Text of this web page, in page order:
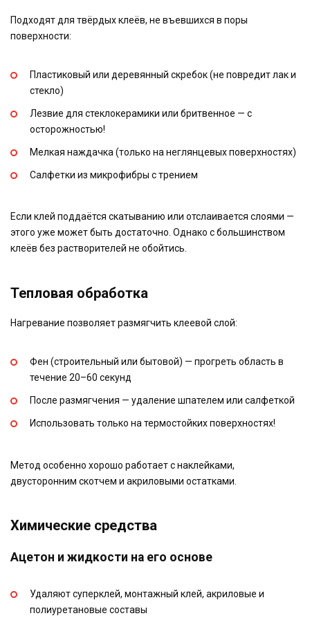
Подходят для твёрдых клеёв, не въевшихся в поры
поверхности:
Пластиковый или деревянный скребок (не повредит лак и
стекло)
Лезвие для стеклокерамики или бритвенное — с
осторожностью!
Мелкая наждачка (только на неглянцевых поверхностях)
Салфетки из микрофибры с трением
Если клей поддаётся скатыванию или отслаивается слоями —
этого уже может быть достаточно. Однако с большинством
клеёв без растворителей не обойтись.
Тепловая обработка
Нагревание позволяет размягчить клеевой слой:
Фен (строительный или бытовой) — прогреть область в
течение 20–60 секунд
После размягчения — удаление шпателем или салфеткой
Использовать только на термостойких поверхностях!
Метод особенно хорошо работает с наклейками,
двусторонним скотчем и акриловыми остатками.
Химические средства
Ацетон и жидкости на его основе
Удаляют суперклей, монтажный клей, акриловые и
полиуретановые составы